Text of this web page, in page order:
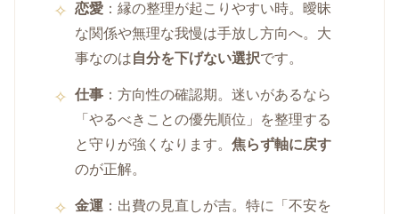
恋愛 ：縁の整理が起こりやすい時。曖昧
な関係や無理な我慢は手放し方向へ。大
事なのは自分を下げない選択です。
仕事 ：方向性の確認期。迷いがあるなら
「やるべきことの優先順位」を整理する
と守りが強くなります。焦らず軸に戻す
のが正解。
金運 ：出費の見直しが吉。特に「不安を